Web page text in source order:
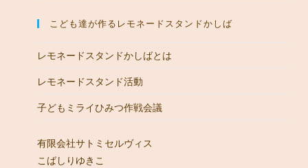
こども達が作るレモネードスタンドかしば
レモネードスタンドかしばとは
レモネードスタンド活動
子どもミライひみつ作戦会議
有限会社サトミセルヴィス
こばしりゆきこ